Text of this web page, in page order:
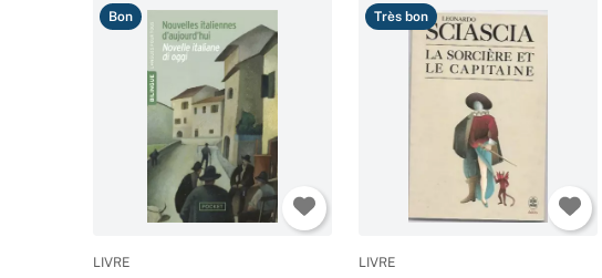
Bon
LIVRE
Très bon
LIVRE